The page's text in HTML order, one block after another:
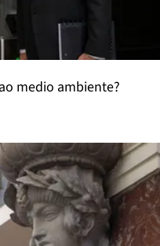
medio ambiente?